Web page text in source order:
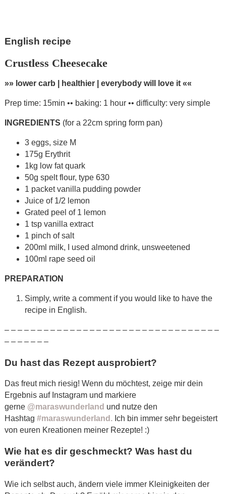
English recipe
Crustless Cheesecake
»» lower carb | healthier | everybody will love it ««
Prep time: 15min •• baking: 1 hour •• difficulty: very simple
INGREDIENTS (for a 22cm spring form pan)
3 eggs, size M
175g Erythrit
1kg low fat quark
50g spelt flour, type 630
1 packet vanilla pudding powder
Juice of 1/2 lemon
Grated peel of 1 lemon
1 tsp vanilla extract
1 pinch of salt
200ml milk, I used almond drink, unsweetened
100ml rape seed oil
PREPARATION
Simply, write a comment if you would like to have the
recipe in English.
– – – – – – – – – – – – – – – – – – – – – – – – – – – – – – – – –
– – – – – – –
Du hast das Rezept ausprobiert?
Das freut mich riesig! Wenn du möchtest, zeige mir dein
Ergebnis auf Instagram und markiere
gerne @maraswunderland und nutze den
Hashtag #maraswunderland.Ich bin immer sehr begeistert
von euren Kreationen meiner Rezepte! :)
Wie hat es dir geschmeckt? Was hast du
verändert?
Wie ich selbst auch, ändern viele immer Kleinigkeiten der